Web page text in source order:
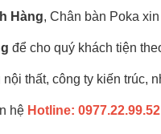
Hàng, Chân bàn Poka
để cho quý khách tiện
thất, công ty kiến trúc,
hệ Hotline: 0977.22.99.52